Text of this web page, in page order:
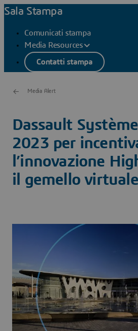
Sala Stampa
Comunicati stampa
Media Resources
Contatti stampa
Media Alert
Dassault
2023 per
l’innovazione
il gemello virtuale